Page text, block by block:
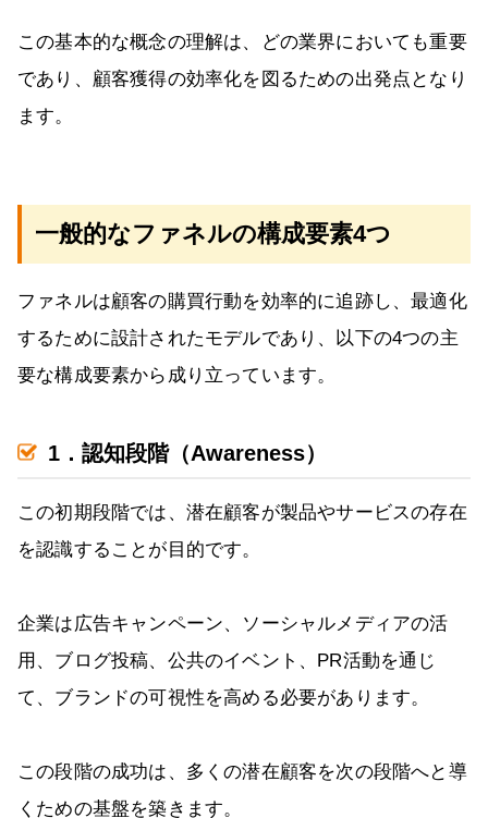
この基本的な概念の理解は、どの業界においても重要
であり、顧客獲得の効率化を図るための出発点となり
ます。
一般的なファネルの構成要素4つ
ファネルは顧客の購買行動を効率的に追跡し、最適化
するために設計されたモデルであり、以下の4つの主
要な構成要素から成り立っています。
1．認知段階（Awareness）
この初期段階では、潜在顧客が製品やサービスの存在
を認識することが目的です。
企業は広告キャンペーン、ソーシャルメディアの活
用、ブログ投稿、公共のイベント、PR活動を通じ
て、ブランドの可視性を高める必要があります。
この段階の成功は、多くの潜在顧客を次の段階へと導
くための基盤を築きます。